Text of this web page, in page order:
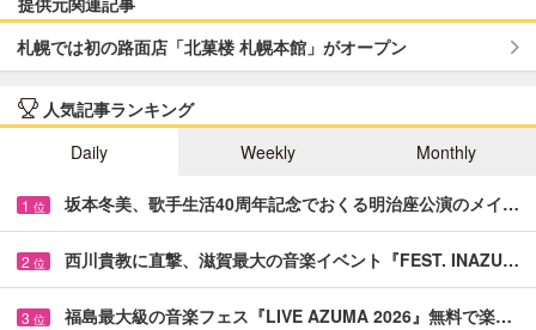
札幌では初の路面店「北菓楼 札幌本館」がオープン
人気記事ランキング
Daily
Weekly Monthly
1 位 坂本冬美、歌手生活40周年記念でおくる明治座公演のメイ…
2 位 西川貴教に直撃、滋賀最大の音楽イベント『FEST. INAZU…
3 位 福島最大級の音楽フェス『LIVE AZUMA 2026』無料で楽…